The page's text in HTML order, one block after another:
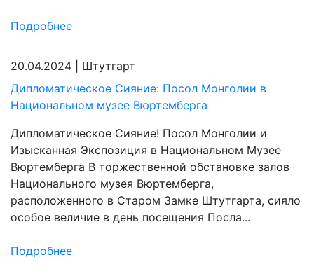
Подробнее
20.04.2024
Штутгарт
Дипломатическое Сияние: Посол Монголии в
Национальном музее Вюртемберга
Дипломатическое Сияние! Посол Монголии и
Изысканная Экспозиция в Национальном Музее
Вюртемберга В торжественной обстановке залов
Национального музея Вюртемберга,
расположенного в Старом Замке Штутгарта, сияло
особое величие в день посещения Посла...
Подробнее